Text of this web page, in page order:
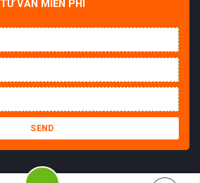
TƯ VẤN MIỄN PHÍ